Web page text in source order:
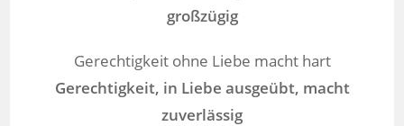
großzügig
Gerechtigkeit ohne Liebe macht hart
Gerechtigkeit, in Liebe ausgeübt, macht
zuverlässig